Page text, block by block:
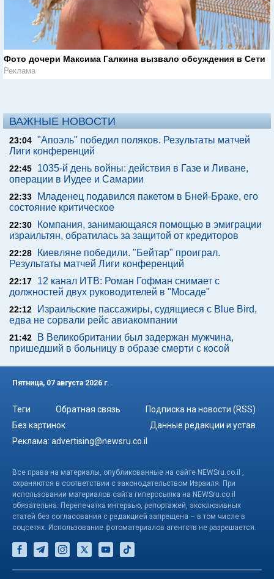
Фото дочери Максима Галкина вызвало обсуждения в Сети
Реклама
ВАЖНЫЕ НОВОСТИ
23:04 "Апоэль" победил поляков. Результаты матчей
Лиги конференций
22:45
1035-й день войны: действия в Газе и Ливане,
операции в Иудее и Самарии
22:33
Младенец подавился пакетом в Бней-Браке, его
состояние критическое
22:30
Компания, занимающаяся помощью в эмиграции
израильтян, обратилась за защитой от кредиторов
22:28
Киевляне победили. "Бейтар" проиграл.
Результаты матчей Лиги конференций
22:17
12 канал ИТВ: Роман Гофман снимает с
должностей двух руководителей в "Мосаде"
22:12
Израильские пассажиры, судящиеся с Blue Bird,
едва не сорвали рейс авиакомпании
21:42
В Великобритании был задержан мужчина,
пришедший в больницу в образе смерти с косой
Пятница, 07 августа 2026 г.
Теги Обратная связь
Подписка на новости (RSS)
Без картинок
Данные редакции и устав
Реклама: advertising@newsru.co.il
Все права на материалы, опубликованные на сайте NEWSru.co.il ,
охраняются в соответствии с законодательством Израиля. При
использовании материалов сайта гиперссылка на NEWSru.co.il
обязательна. Перепечатка интервью, репортажей, эксклюзивных
статей без согласования с редакцией запрещена – в том числе в
соцсетях. Использование фотоматериалов агентств не разрешается.